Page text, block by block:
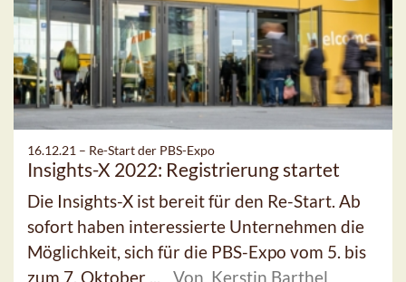
16.12.21 – Re-Start der PBS-Expo
Insights-X 2022: Registrierung startet
Die Insights-X ist bereit für den Re-Start. Ab
sofort haben interessierte Unternehmen die
Möglichkeit, sich für die PBS-Expo vom 5. bis
zum 7. Oktober ...
Von Kerstin Barthel